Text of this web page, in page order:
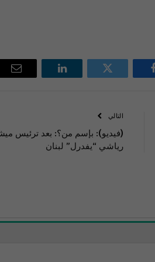
فيسبوك تويتر لينكدإن
التالي
(فيديو): بإسم من؟: بعد ترئيس
رياشي “يفدرل” لبنان